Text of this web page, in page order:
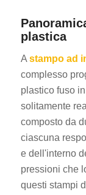
plastica
A stampo ad
complesso
plastico fuso
solitamente
composto da
ciascuna
e dell'interno
pressioni che
questi stampi